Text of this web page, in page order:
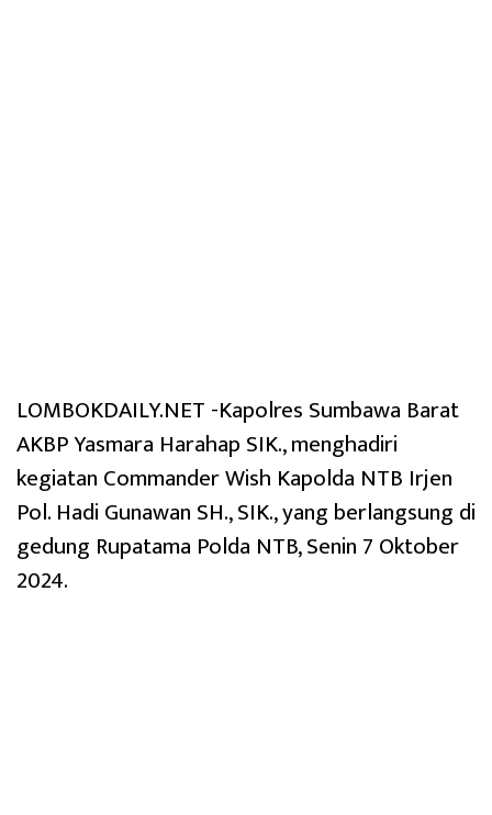
LOMBOKDAILY.NET -Kapolres Sumbawa Barat
AKBP Yasmara Harahap SIK., menghadiri
kegiatan Commander Wish Kapolda NTB Irjen
Pol. Hadi Gunawan SH., SIK., yang berlangsung di
gedung Rupatama Polda NTB, Senin 7 Oktober
2024.